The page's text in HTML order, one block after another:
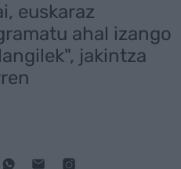
euskaraz
ahal izango
jakintza